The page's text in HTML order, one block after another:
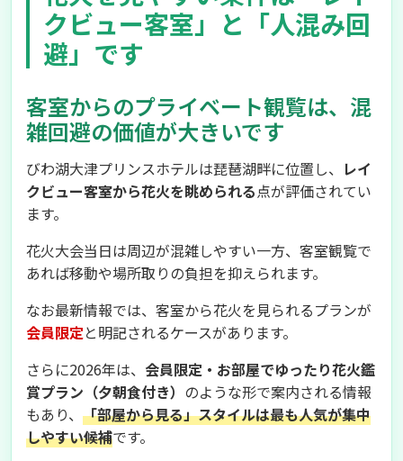
クビュー客室」と「人混み回
避」です
客室からのプライベート観覧は、混
雑回避の価値が大きいです
びわ湖大津プリンスホテルは琵琶湖畔に位置し、 レイ
クビュー客室から花火を眺められる点が評価されてい
ます。
花火大会当日は周辺が混雑しやすい一方、客室観覧で
あれば移動や場所取りの負担を抑えられます。
なお最新情報では、客室から花火を見られるプランが
会員限定と明記されるケースがあります。
さらに2026年は、 会員限定・お部屋でゆったり花火鑑
賞プラン（夕朝食付き） のような形で案内される情報
もあり、 「部屋から見る」スタイルは最も人気が集中
しやすい候補です。